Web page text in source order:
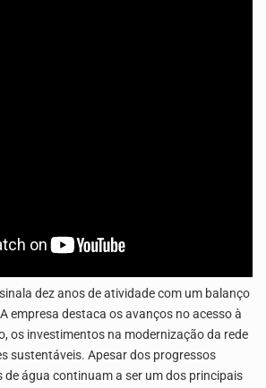
dez anos de atividade com um balanço
empresa destaca os avanços no acesso à
os investimentos na modernização da rede
sustentáveis. Apesar dos progressos
de água continuam a ser um dos principais